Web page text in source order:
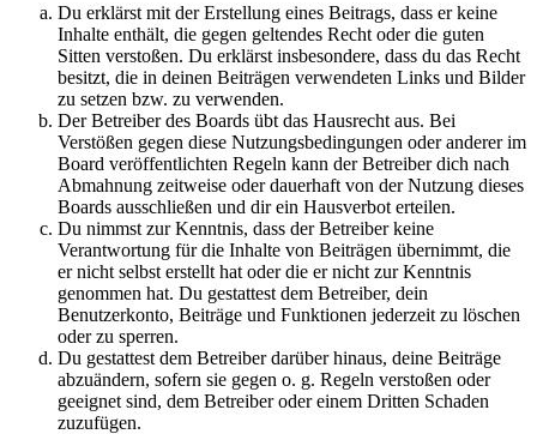
Du erklärst mit der Erstellung eines Beitrags, dass er keine
Inhalte enthält, die gegen geltendes Recht oder die guten
Sitten verstoßen. Du erklärst insbesondere, dass du das Recht
besitzt, die in deinen Beiträgen verwendeten Links und Bilder
zu setzen bzw. zu verwenden.
Der Betreiber des Boards übt das Hausrecht aus. Bei
Verstößen gegen diese Nutzungsbedingungen oder anderer im
Board veröffentlichten Regeln kann der Betreiber dich nach
Abmahnung zeitweise oder dauerhaft von der Nutzung dieses
Boards ausschließen und dir ein Hausverbot erteilen.
Du nimmst zur Kenntnis, dass der Betreiber keine
Verantwortung für die Inhalte von Beiträgen übernimmt, die
er nicht selbst erstellt hat oder die er nicht zur Kenntnis
genommen hat. Du gestattest dem Betreiber, dein
Benutzerkonto, Beiträge und Funktionen jederzeit zu löschen
oder zu sperren.
Du gestattest dem Betreiber darüber hinaus, deine Beiträge
abzuändern, sofern sie gegen o. g. Regeln verstoßen oder
geeignet sind, dem Betreiber oder einem Dritten Schaden
zuzufügen.